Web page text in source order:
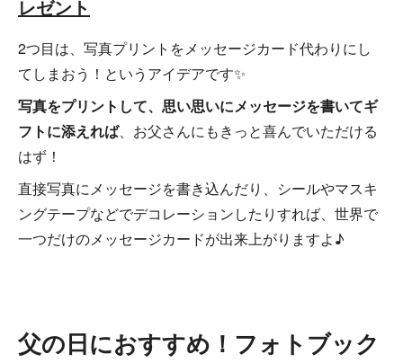
レゼント
2つ目は、写真プリントをメッセージカード代わりにし
てしまおう！というアイデアです✨
写真をプリントして、思い思いにメッセージを書いてギ
フトに添えれば、お父さんにもきっと喜んでいただける
はず！
直接写真にメッセージを書き込んだり、シールやマスキ
ングテープなどでデコレーションしたりすれば、世界で
一つだけのメッセージカードが出来上がりますよ♪
父の日におすすめ！フォトブック